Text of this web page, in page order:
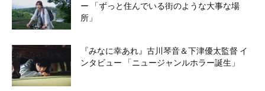
ー 「ずっと住んでいる街のような大事な場
所」
『みなに幸あれ』古川琴音＆下津優太監督 イ
ンタビュー 「ニュージャンルホラー誕生」